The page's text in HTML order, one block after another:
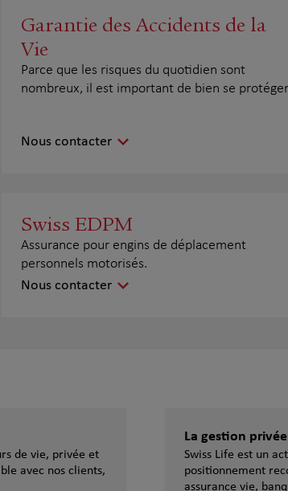
Garantie des Accidents de la
Vie
Parce que les risques du quotidien sont
nombreux, il est important de bien se
Nous contacter
Swiss EDPM
Assurance pour engins de déplacement
personnels motorisés.
Nous contacter
de vie, privée et
avec nos clients,
La gestion
Swiss Life est un
positionnement
assurance vie,